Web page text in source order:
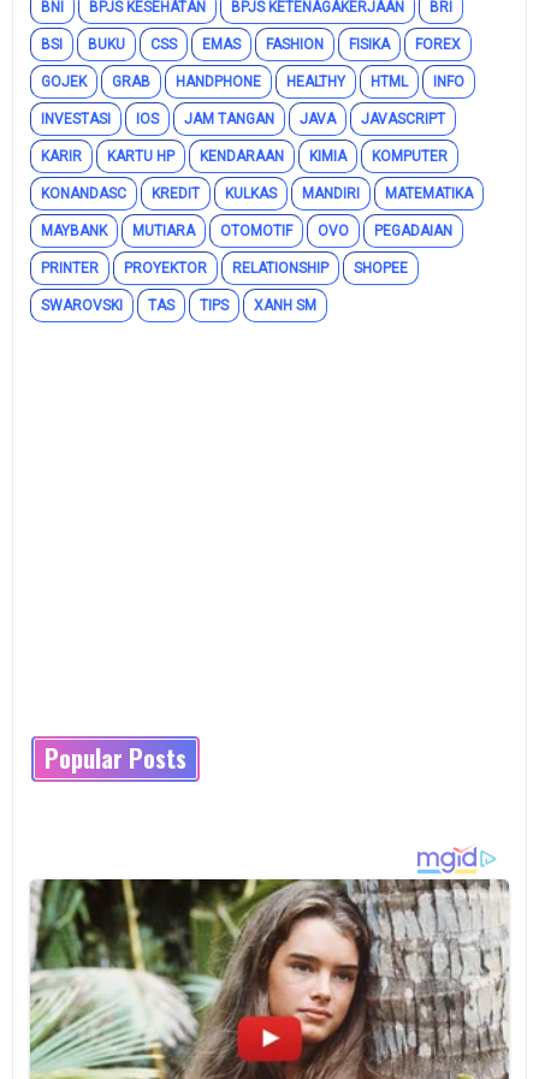
BNI BPJS KESEHATAN BPJS KETENAGAKERJAAN BRI
BSI BUKU CSS EMAS FASHION FISIKA FOREX
GOJEK GRAB HANDPHONE HEALTHY HTML INFO
INVESTASI IOS JAM TANGAN JAVA JAVASCRIPT
KARIR KARTU HP KENDARAAN KIMIA KOMPUTER
KONANDASC KREDIT KULKAS MANDIRI MATEMATIKA
MAYBANK MUTIARA OTOMOTIF OVO PEGADAIAN
PRINTER PROYEKTOR RELATIONSHIP SHOPEE
SWAROVSKI TAS TIPS XANH SM
Popular Posts